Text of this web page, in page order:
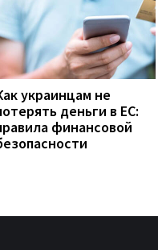
украинцам не
деньги в ЕС:
финансовой